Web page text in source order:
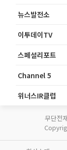
뉴스발전소
이투데이TV
스페셜리포트
Channel 5
위너스IR클럽
무단전